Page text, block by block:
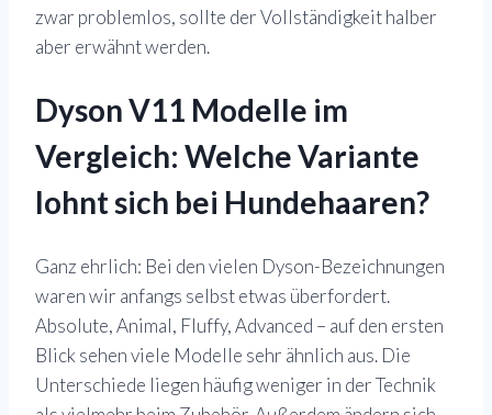
zwar problemlos, sollte der Vollständigkeit halber
aber erwähnt werden.
Dyson V11 Modelle im
Vergleich: Welche Variante
lohnt sich bei Hundehaaren?
Ganz ehrlich: Bei den vielen Dyson-Bezeichnungen
waren wir anfangs selbst etwas überfordert.
Absolute, Animal, Fluffy, Advanced – auf den ersten
Blick sehen viele Modelle sehr ähnlich aus. Die
Unterschiede liegen häufig weniger in der Technik